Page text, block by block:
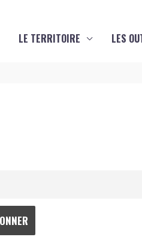
LE TERRITOIRE LES